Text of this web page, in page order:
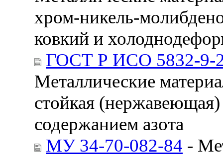
хром-никель-
ковкий и
ГОСТ Р ИСО 5832-9-
Металлические
стойкая
содержанием азота
МУ 34-70-082-84 -